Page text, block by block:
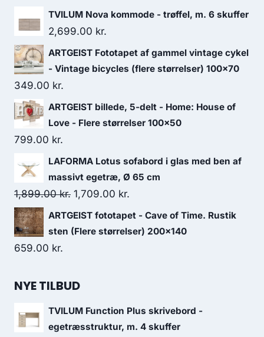
TVILUM Nova kommode - trøffel, m. 6 skuffer
2,699.00 kr.
ARTGEIST Fototapet af gammel vintage cykel
- Vintage bicycles (flere størrelser) 100x70
349.00 kr.
ARTGEIST billede, 5-delt - Home: House of
Love - Flere størrelser 100x50
799.00 kr.
LAFORMA Lotus sofabord i glas med ben af
massivt egetræ, Ø 65 cm
1,899.00kr. 1,709.00 kr.
ARTGEIST fototapet - Cave of Time. Rustik
sten (Flere størrelser) 200x140
659.00 kr.
NYE TILBUD
TVILUM Function Plus skrivebord -
egetræsstruktur, m. 4 skuffer